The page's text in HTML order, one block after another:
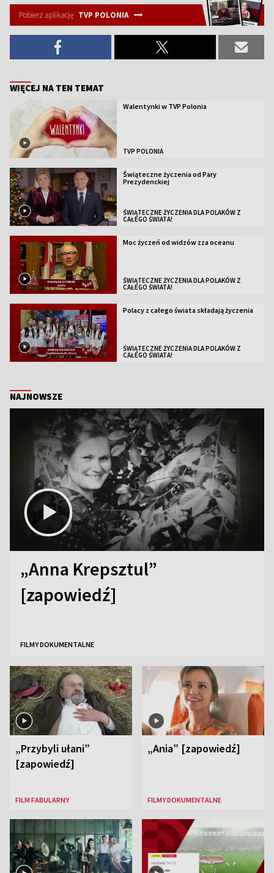
Pobierz aplikację TVP POLONIA
WIĘCEJ NA TEN TEMAT
Walentynki w TVP Polonia
TVP POLONIA
Świąteczne życzenia od Pary
Prezydenckiej
ŚWIĄTECZNE ŻYCZENIA DLA POLAKÓW Z
CAŁEGO ŚWIATA!
Moc życzeń od widzów zza oceanu
ŚWIĄTECZNE ŻYCZENIA DLA POLAKÓW Z
CAŁEGO ŚWIATA!
Polacy z całego świata składają życzenia
ŚWIĄTECZNE ŻYCZENIA DLA POLAKÓW Z
CAŁEGO ŚWIATA!
NAJNOWSZE
„Anna Krepsztul”
[zapowiedź]
FILMY DOKUMENTALNE
„Przybyli ułani”
[zapowiedź]
FILM FABULARNY
„Ania” [zapowiedź]
FILMY DOKUMENTALNE